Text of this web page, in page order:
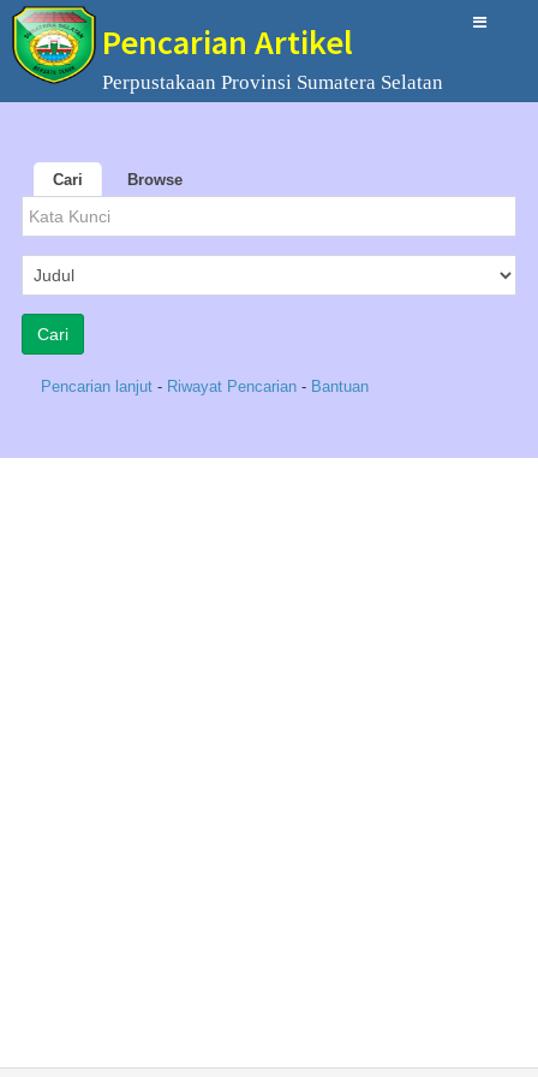
Pencarian Artikel
Perpustakaan Provinsi Sumatera Selatan
Cari Browse
Pencarian lanjut - Riwayat Pencarian - Bantuan